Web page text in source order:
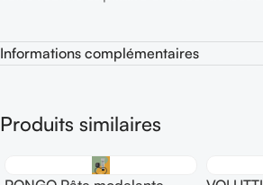
Informations complémentaires
Produits similaires